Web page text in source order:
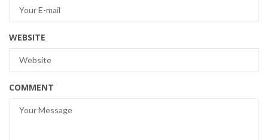
WEBSITE
COMMENT